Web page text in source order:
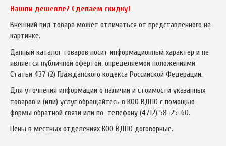
Нашли дешевле? Сделаем скидку!
Внешний вид товара может отличаться от представленного на
картинке.
Данный каталог товаров носит информационный характер и не
является публичной офертой, определяемой положениями
Статьи 437 (2) Гражданского кодекса Российской Федерации.
Для уточнения информации о наличии и стоимости указанных
товаров и (или) услуг обращайтесь в КОО ВДПО с помощью
формы обратной связи или по телефону (4712) 58-25-60.
Цены в местных отделениях КОО ВДПО договорные.